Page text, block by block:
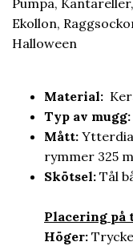
Ekollon,
Halloween
Material:
Typ av mugg:
Mått:
rymmer 325
Skötsel: Tål
Placering på
Höger: